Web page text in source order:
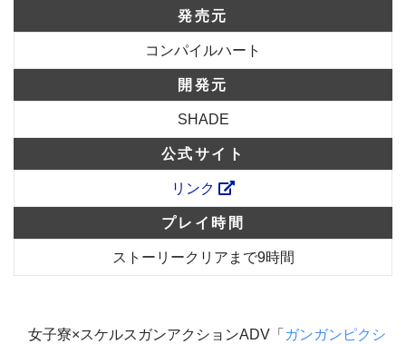
発売元
コンパイルハート
開発元
SHADE
公式サイト
リンク
プレイ時間
ストーリークリアまで9時間
女子寮×スケルスガンアクションADV 「 ガンガンピクシ